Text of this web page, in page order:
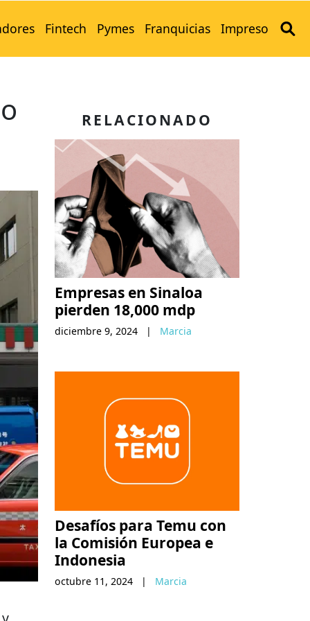
Fintech Pymes Franquicias Impreso
RELACIONADO
Empresas en Sinaloa
pierden 18,000 mdp
diciembre 9, 2024 | Marcia
Desafíos para Temu con
la Comisión Europea e
Indonesia
octubre 11, 2024 | Marcia